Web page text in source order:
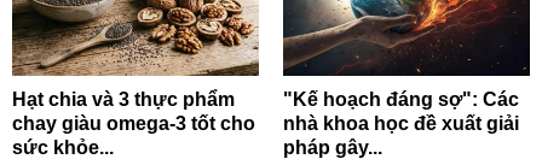
Hạt chia và 3 thực phẩm
chay giàu omega-3 tốt cho
sức khỏe...
"Kế hoạch đáng sợ": Các
nhà khoa học đề xuất giải
pháp gây...